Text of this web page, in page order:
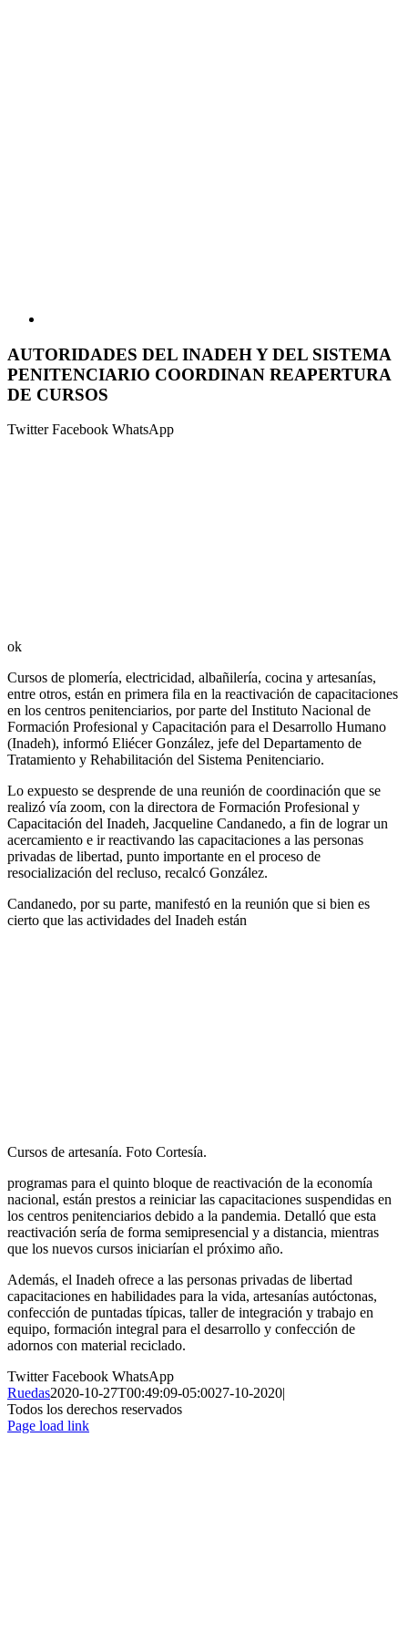
AUTORIDADES DEL INADEH Y DEL SISTEMA
PENITENCIARIO COORDINAN REAPERTURA
DE CURSOS
TwitterFacebook WhatsApp
ok
Cursos de plomería, electricidad, albañilería, cocina y artesanías,
entre otros, están en primera fila en la reactivación de capacitaciones
en los centros penitenciarios, por parte del Instituto Nacional de
Formación Profesional y Capacitación para el Desarrollo Humano
(Inadeh), informó Eliécer González, jefe del Departamento de
Tratamiento y Rehabilitación del Sistema Penitenciario.
Lo expuesto se desprende de una reunión de coordinación que se
realizó vía zoom, con la directora de Formación Profesional y
Capacitación del Inadeh, Jacqueline Candanedo, a fin de lograr un
acercamiento e ir reactivando las capacitaciones a las personas
privadas de libertad, punto importante en el proceso de
resocialización del recluso, recalcó González.
Candanedo, por su parte, manifestó en la reunión que si bien es
cierto que las actividades del Inadeh están
Cursos de artesanía. Foto Cortesía.
programas para el quinto bloque de reactivación de la economía
nacional, están prestos a reiniciar las capacitaciones suspendidas en
los centros penitenciarios debido a la pandemia. Detalló que esta
reactivación sería de forma semipresencial y a distancia, mientras
que los nuevos cursos iniciarían el próximo año.
Además, el Inadeh ofrece a las personas privadas de libertad
capacitaciones en habilidades para la vida, artesanías autóctonas,
confección de puntadas típicas, taller de integración y trabajo en
equipo, formación integral para el desarrollo y confección de
adornos con material reciclado.
TwitterFacebook WhatsApp
Ruedas2020-10-27T00:49:09-05:0027-10-2020|
Todos los derechos reservados
Page load link